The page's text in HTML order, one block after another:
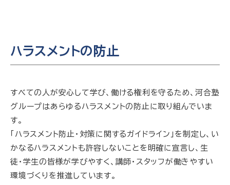
ハラスメントの防止
すべての人が安心して学び、働ける権利を守るため、河合塾
グループはあらゆるハラスメントの防止に取り組んでいま
す。
「ハラスメント防止・対策に関するガイドライン」を制定し、い
かなるハラスメントも許容しないことを明確に宣言し、生
徒・学生の皆様が学びやすく、講師・スタッフが働きやすい
環境づくりを推進しています。